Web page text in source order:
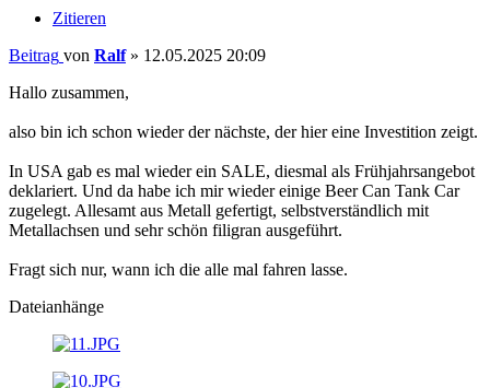
Zitieren
Beitrag von Ralf» 12.05.2025 20:09
Hallo zusammen,
also bin ich schon wieder der nächste, der hier eine Investition zeigt.
In USA gab es mal wieder ein SALE, diesmal als Frühjahrsangebot
deklariert. Und da habe ich mir wieder einige Beer Can Tank Car
zugelegt. Allesamt aus Metall gefertigt, selbstverständlich mit
Metallachsen und sehr schön filigran ausgeführt.
Fragt sich nur, wann ich die alle mal fahren lasse.
Dateianhänge